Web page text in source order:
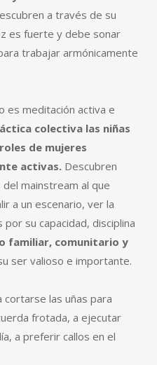
a través de su
es fuerte y debe sonar
trabajar armónicamente
es meditación activa e
colectiva las niñas
de mujeres
activas.Descubren
mainstream al que
a un escenario, ver la
su capacidad, disciplina
familiar, comunitario y
ser valioso e importante.
cortarse las uñas para
frotada, a ejecutar
a preferir callos en el